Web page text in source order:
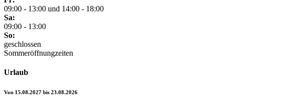
09:00 - 13:00 und 14:00 - 18:00
Sa:
09:00 - 13:00
So:
geschlossen
Sommeröffnungzeiten
Urlaub
Von 15.08.2027 bis 23.08.2026